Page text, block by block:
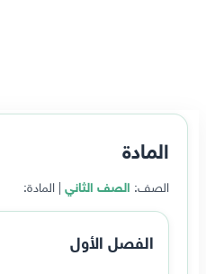
المادة
الصف: الصف الثاني | المادة:
الفصل الأول